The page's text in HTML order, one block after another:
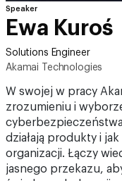
Speaker
Ewa Kuroś
Solutions Engineer
Akamai Technologies
W swojej w pracy
zrozumieniu i
działają produkty i
organizacji. Łączy
jasnego przekazu,